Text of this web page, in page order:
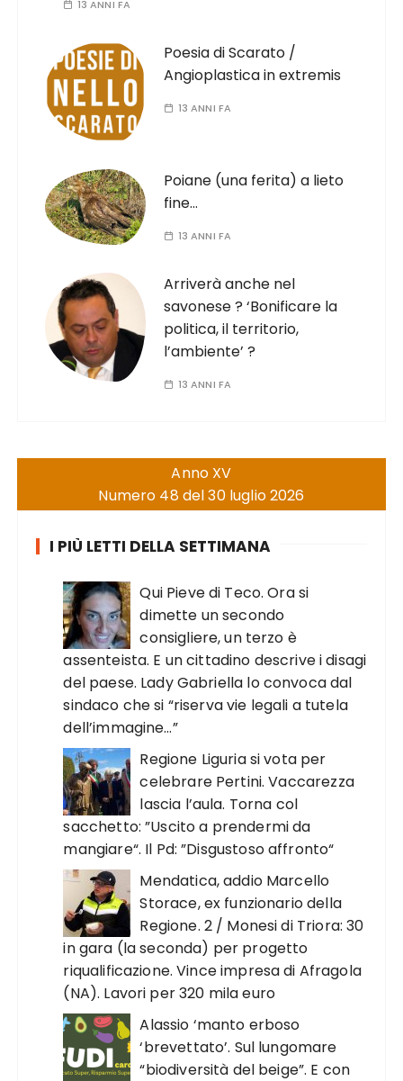
13 ANNI FA
Poesia di Scarato /
Angioplastica in extremis
13 ANNI FA
Poiane (una ferita) a lieto
fine…
13 ANNI FA
Arriverà anche nel
savonese ? ‘Bonificare la
politica, il territorio,
l’ambiente’ ?
13 ANNI FA
Anno XV
Numero 48 del 30 luglio 2026
I PIÙ LETTI DELLA SETTIMANA
Qui Pieve di Teco. Ora si
dimette un secondo
consigliere, un terzo è
assenteista. E un cittadino descrive i disagi
del paese. Lady Gabriella lo convoca dal
sindaco che si “riserva vie legali a tutela
dell’immagine…”
Regione Liguria si vota per
celebrare Pertini. Vaccarezza
lascia l’aula. Torna col
sacchetto: ”Uscito a prendermi da
mangiare“. Il Pd: ”Disgustoso affronto“
Mendatica, addio Marcello
Storace, ex funzionario della
Regione. 2 / Monesi di Triora: 30
in gara (la seconda) per progetto
riqualificazione. Vince impresa di Afragola
(NA). Lavori per 320 mila euro
Alassio ‘manto erboso
‘brevettato’. Sul lungomare
“biodiversità del beige”. E con